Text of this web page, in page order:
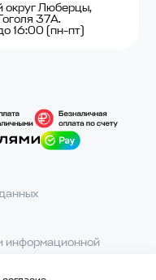
округ Люберцы,
37А.
16:00 (пн-пт)
информационной